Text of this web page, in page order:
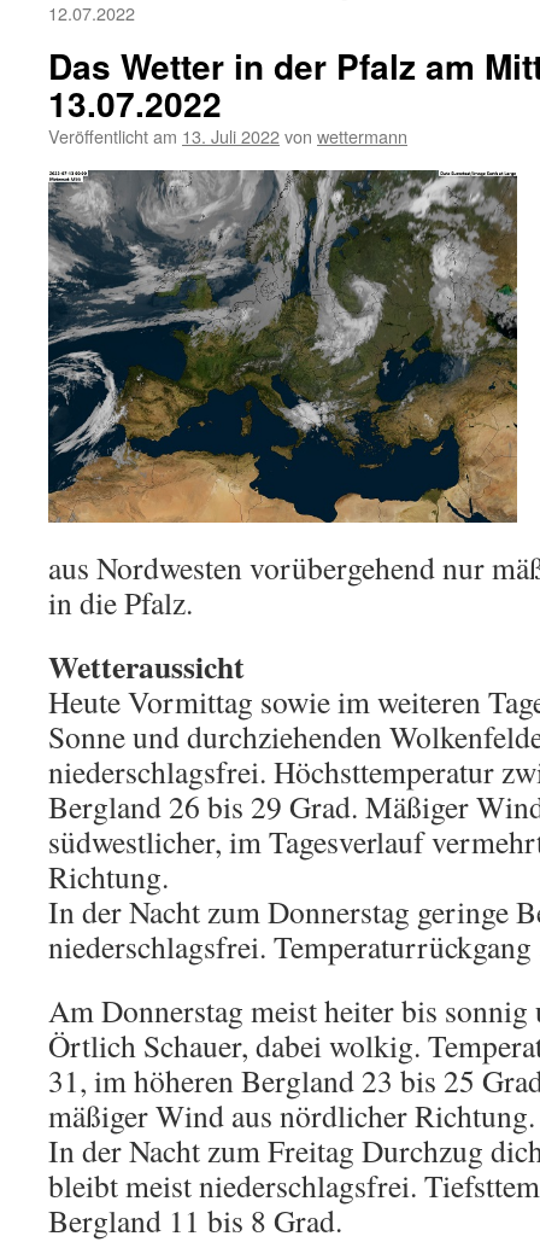
12.07.2022
Das Wetter in der Pfalz am
13.07.2022
Veröffentlicht am 13. Juli 2022von wettermann
aus Nordwesten vorübergehend nur
in die Pfalz.
Wetteraussicht
Heute Vormittag sowie im weiteren
Sonne und durchziehenden
niederschlagsfrei. Höchsttemperatur
Bergland 26 bis 29 Grad. Mäßiger
südwestlicher, im Tagesverlauf
Richtung.
In der Nacht zum Donnerstag geringe
niederschlagsfrei.
Am Donnerstag meist heiter bis
Örtlich Schauer, dabei wolkig.
31, im höheren Bergland 23 bis 25
mäßiger Wind aus nördlicher Richtung.
In der Nacht zum Freitag Durchzug
bleibt meist niederschlagsfrei.
Bergland 11 bis 8 Grad.